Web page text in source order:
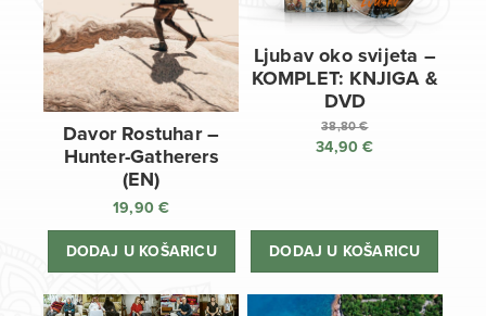
Davor Rostuhar –
Hunter-Gatherers
(EN)
19,90€
DODAJ U KOŠARICU
Ljubav oko svijeta –
KOMPLET: KNJIGA &
DVD
38,80€
Izvorna
38,80 €.
34,90€
34,90 €.
DODAJ U KOŠARICU